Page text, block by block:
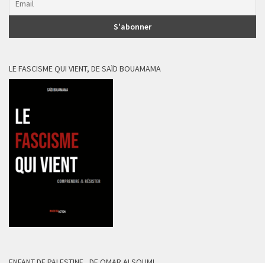
LE FASCISME QUI VIENT, DE SAÏD BOUAMAMA